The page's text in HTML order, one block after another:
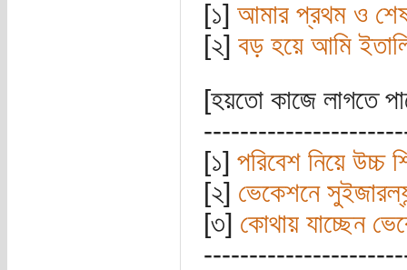
[১] আমার প্রথম ও শেষ
[২] বড় হয়ে আমি
[হয়তো কাজে লাগতে
[১] পরিবেশ নিয়ে উচ্চ
[২] ভেকেশনে
[৩] কোথায় যাচ্ছেন